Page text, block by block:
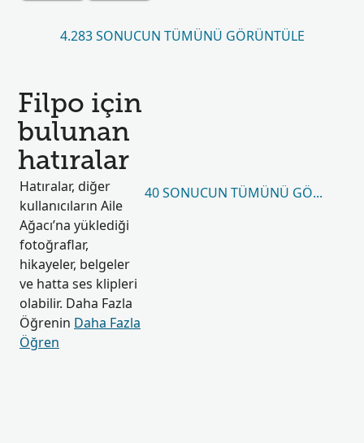
4.283 SONUCUN TÜMÜNÜ GÖRÜNTÜLE
Filpo için
bulunan
hatıralar
Hatıralar, diğer
kullanıcıların Aile
Ağacı’na yüklediği
fotoğraflar,
hikayeler, belgeler
ve hatta ses klipleri
olabilir. Daha Fazla
Öğrenin Daha Fazla
Öğren
40 SONUCUN TÜMÜNÜ